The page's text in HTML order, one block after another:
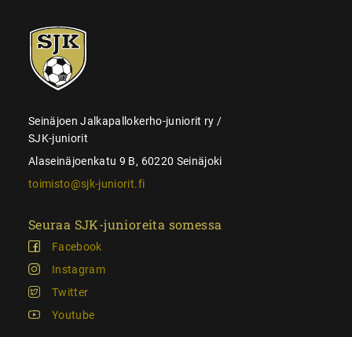
SJK-
juniorit
Seinäjoen Jalkapallokerho-juniorit ry /
SJK-juniorit
Alaseinäjoenkatu 9 B, 60220 Seinäjoki
toimisto@sjk-juniorit.fi
Seuraa SJK-junioreita somessa
Facebook
Instagram
Twitter
Youtube